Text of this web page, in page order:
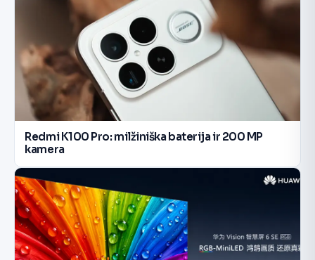
Redmi K100 Pro: milžiniška baterija ir 200 MP
kamera